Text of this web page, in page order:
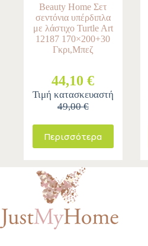
Beauty Home Σετ
σεντόνια υπέρδιπλα
με λάστιχο Turtle Art
12187 170×200+30
Γκρι,Μπεζ
44,10 €
Τιμή κατασκευαστή
49,00 €
Περισσότερα